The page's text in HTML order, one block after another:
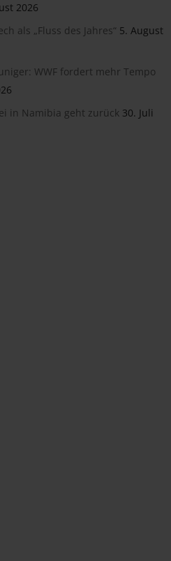
2026
als „Fluss des Jahres“ 5. August
WWF fordert mehr Tempo
in Namibia geht zurück 30. Juli